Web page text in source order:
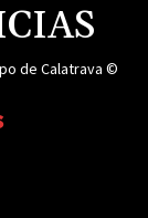
de Calatrava ©